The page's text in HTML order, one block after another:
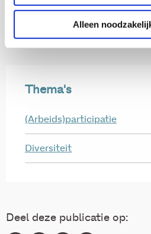
Alleen
Micky Out
Onderzoeker
Thema's
(Arbeids)participatie
Diversiteit
Deel deze publicatie op: